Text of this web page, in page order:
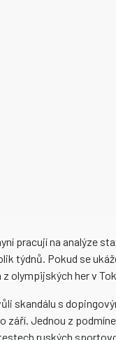
pracují na analýze
týdnů. Pokud se
z olympijských her v
skandálu s
září. Jednou z
ruských